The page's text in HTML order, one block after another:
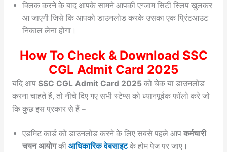
क्लिक करने के बाद आपके सामने आपकी एग्जाम सिटी स्लिप खुलकर
आ जाएगी जिसे कि आपको डाउनलोड करके उसका एक प्रिंटआउट
निकाल लेना होगा।
How To Check & Download SSC
CGL Admit Card 2025
यदि आप SSC CGL Admit Card 2025 को चेक या डाउनलोड
करना चाहते हैं, तो नीचे दिए गए सभी स्टेप्स को ध्यानपूर्वक फॉलो करे जो
कि कुछ इस प्रकार से हैं –
एडमिट कार्ड को डाउनलोड करने के लिए सबसे पहले आप कर्मचारी
चयन आयोगकी आधिकारिक वेबसाइट के होम पेज पर जाए।